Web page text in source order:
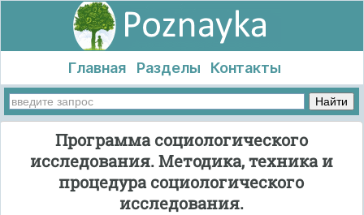
Главная Разделы Контакты
Программа социологического
исследования. Методика, техника и
процедура социологического
исследования.